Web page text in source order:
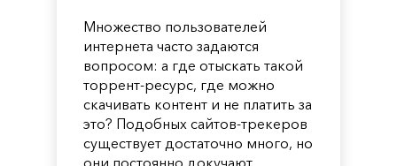
Множество пользователей
интернета часто задаются
вопросом: а где отыскать такой
торрент-ресурс, где можно
скачивать контент и не платить за
это? Подобных сайтов-трекеров
существует достаточно много, но
они постоянно докучают